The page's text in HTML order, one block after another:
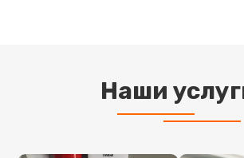
Наши